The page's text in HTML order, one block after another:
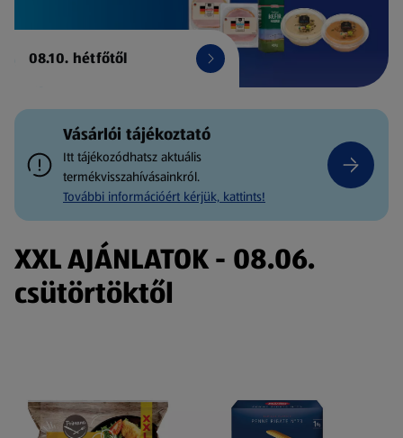
08.10. hétfőtől
Vásárlói tájékoztató
Itt tájékozódhatsz aktuális
termékvisszahívásainkról.
További információért kérjük, kattints!
XXL AJÁNLATOK - 08.06.
csütörtöktől